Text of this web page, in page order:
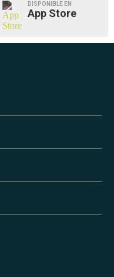
DISPONIBLE EN
App Store